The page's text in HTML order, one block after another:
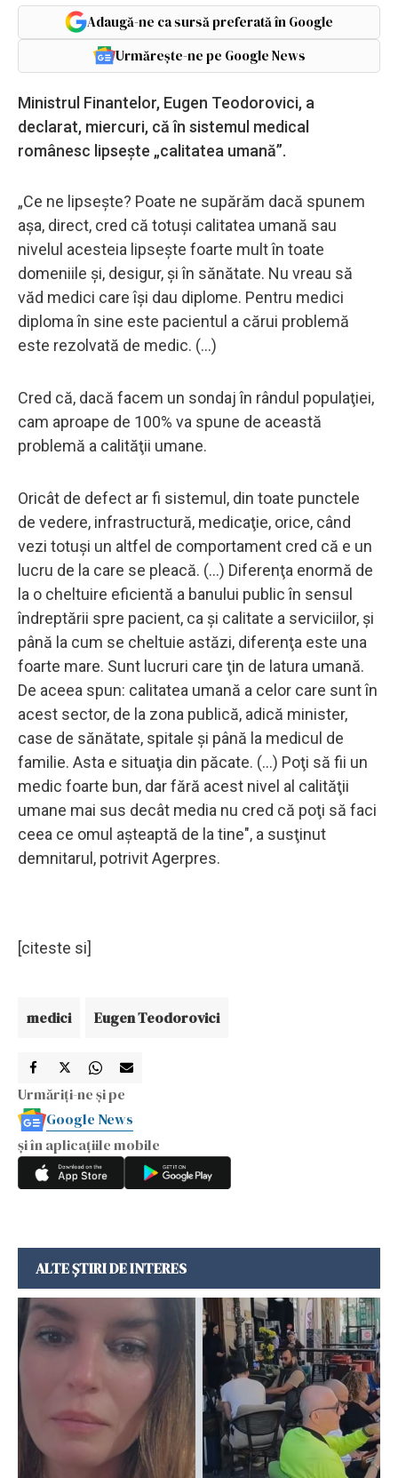
Adaugă-ne ca sursă preferată în Google
Urmărește-ne pe Google News
Ministrul Finantelor, Eugen Teodorovici, a
declarat, miercuri, că în sistemul medical
românesc lipsește „calitatea umană”.
„Ce ne lipseşte? Poate ne supărăm dacă spunem
aşa, direct, cred că totuşi calitatea umană sau
nivelul acesteia lipseşte foarte mult în toate
domeniile şi, desigur, şi în sănătate. Nu vreau să
văd medici care îşi dau diplome. Pentru medici
diploma în sine este pacientul a cărui problemă
este rezolvată de medic. (...)
Cred că, dacă facem un sondaj în rândul populaţiei,
cam aproape de 100% va spune de această
problemă a calităţii umane.
Oricât de defect ar fi sistemul, din toate punctele
de vedere, infrastructură, medicaţie, orice, când
vezi totuşi un altfel de comportament cred că e un
lucru de la care se pleacă. (...) Diferenţa enormă de
la o cheltuire eficientă a banului public în sensul
îndreptării spre pacient, ca şi calitate a serviciilor, şi
până la cum se cheltuie astăzi, diferenţa este una
foarte mare. Sunt lucruri care ţin de latura umană.
De aceea spun: calitatea umană a celor care sunt în
acest sector, de la zona publică, adică minister,
case de sănătate, spitale şi până la medicul de
familie. Asta e situaţia din păcate. (...) Poţi să fii un
medic foarte bun, dar fără acest nivel al calităţii
umane mai sus decât media nu cred că poţi să faci
ceea ce omul aşteaptă de la tine", a susţinut
demnitarul, potrivit Agerpres.
[citeste si]
medici Eugen Teodorovici
Urmăriți-ne și pe
Google News
și în aplicațiile mobile
ALTE ȘTIRI DE INTERES